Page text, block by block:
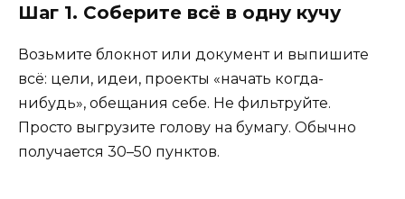
Шаг 1. Соберите всё в одну кучу
Возьмите блокнот или документ и выпишите
всё: цели, идеи, проекты «начать когда-
нибудь», обещания себе. Не фильтруйте.
Просто выгрузите голову на бумагу. Обычно
получается 30–50 пунктов.